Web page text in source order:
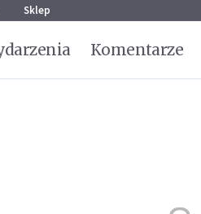
Sklep
Komentarze